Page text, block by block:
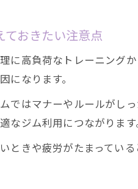
ておきたい注意点
に高負荷なトレーニング
になります。
ではマナーやルールがし
なジム利用につながりま
ときや疲労がたまってい